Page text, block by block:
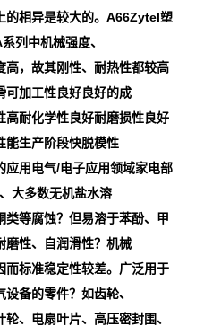
的相异是较大的。A66Zytel塑
列中机械强度、
高，故其刚性、耐热性都较高
可加工性良好良好的成
高耐化学性良好耐磨损性良好
能生产阶段快脱模性
应用电气/电子应用领域家电部
大多数无机盐水溶
等腐蚀？但易溶于苯酚、甲
磨性、自润滑性？机械
而标准稳定性较差。广泛用于
备的零件？如齿轮、
、电扇叶片、高压密封围、